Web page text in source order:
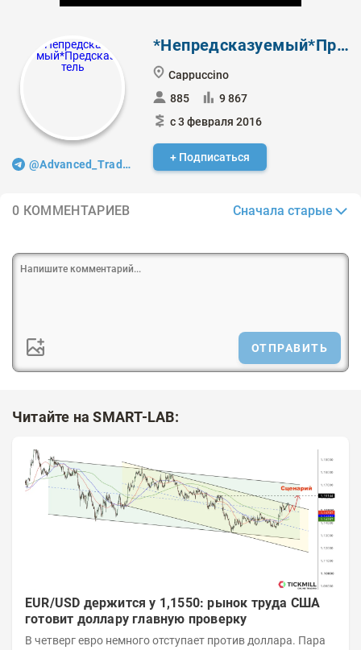
@Advanced_Trader
*Непредсказуемый*Предсказатель
Cappuccino
885
9 867
с 3 февраля 2016
+ Подписаться
0 КОММЕНТАРИЕВ Сначала старые
ОТПРАВИТЬ
Читайте на SMART-LAB:
EUR/USD держится у 1,1550: рынок труда США
готовит доллару главную проверку
В четверг евро немного отступает против доллара. Пара